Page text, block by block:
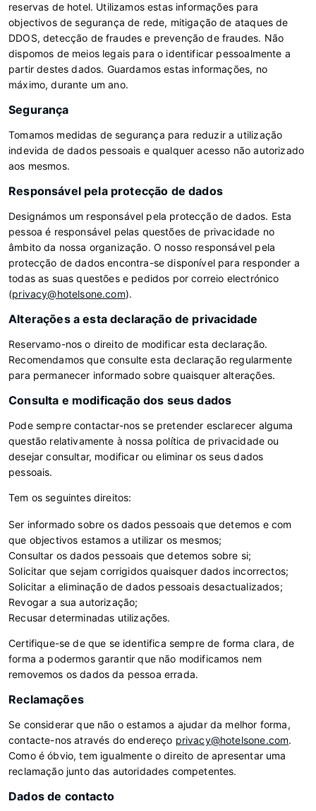
reservas de hotel. Utilizamos estas informações para
objectivos de segurança de rede, mitigação de ataques de
DDOS, detecção de fraudes e prevenção de fraudes. Não
dispomos de meios legais para o identificar pessoalmente a
partir destes dados. Guardamos estas informações, no
máximo, durante um ano.
Segurança
Tomamos medidas de segurança para reduzir a utilização
indevida de dados pessoais e qualquer acesso não autorizado
aos mesmos.
Responsável pela protecção de dados
Designámos um responsável pela protecção de dados. Esta
pessoa é responsável pelas questões de privacidade no
âmbito da nossa organização. O nosso responsável pela
protecção de dados encontra-se disponível para responder a
todas as suas questões e pedidos por correio electrónico
(privacy@hotelsone.com).
Alterações a esta declaração de privacidade
Reservamo-nos o direito de modificar esta declaração.
Recomendamos que consulte esta declaração regularmente
para permanecer informado sobre quaisquer alterações.
Consulta e modificação dos seus dados
Pode sempre contactar-nos se pretender esclarecer alguma
questão relativamente à nossa política de privacidade ou
desejar consultar, modificar ou eliminar os seus dados
pessoais.
Tem os seguintes direitos:
Ser informado sobre os dados pessoais que detemos e com
que objectivos estamos a utilizar os mesmos;
Consultar os dados pessoais que detemos sobre si;
Solicitar que sejam corrigidos quaisquer dados incorrectos;
Solicitar a eliminação de dados pessoais desactualizados;
Revogar a sua autorização;
Recusar determinadas utilizações.
Certifique-se de que se identifica sempre de forma clara, de
forma a podermos garantir que não modificamos nem
removemos os dados da pessoa errada.
Reclamações
Se considerar que não o estamos a ajudar da melhor forma,
contacte-nos através do endereço privacy@hotelsone.com.
Como é óbvio, tem igualmente o direito de apresentar uma
reclamação junto das autoridades competentes.
Dados de contacto